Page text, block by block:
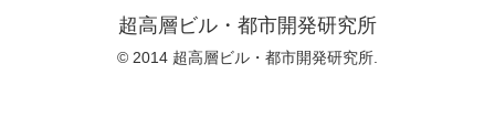
超高層ビル・都市開発研究所
© 2014 超高層ビル・都市開発研究所.